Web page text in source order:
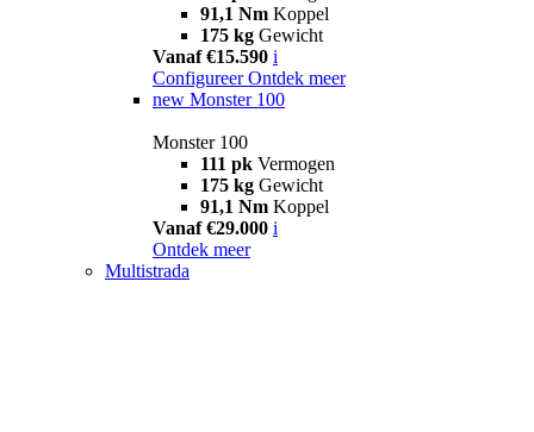
91,1 Nm Koppel
175 kg Gewicht
Vanaf €15.590 i
Configureer Ontdek meer
new Monster 100
Monster 100
111 pk Vermogen
175 kg Gewicht
91,1 Nm Koppel
Vanaf €29.000 i
Ontdek meer
Multistrada